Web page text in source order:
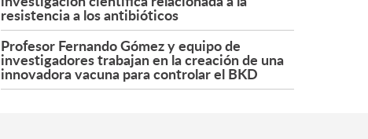
resistencia a los antibióticos
Profesor Fernando Gómez y equipo de
investigadores trabajan en la creación de una
innovadora vacuna para controlar el BKD